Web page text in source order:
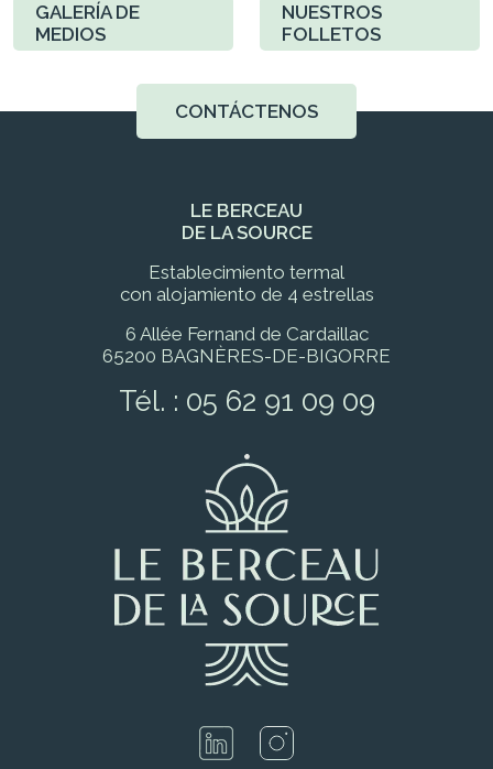
GALERÍA DE
MEDIOS
NUESTROS
FOLLETOS
CONTÁCTENOS
LE BERCEAU
DE LA SOURCE
Establecimiento termal
con alojamiento de 4 estrellas
6 Allée Fernand de Cardaillac
65200 BAGNÈRES-DE-BIGORRE
Tél. : 05 62 91 09 09